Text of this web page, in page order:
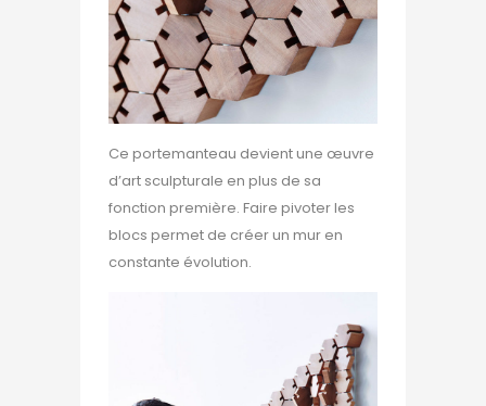
Ce portemanteau devient une œuvre
d’art sculpturale en plus de sa
fonction première. Faire pivoter les
blocs permet de créer un mur en
constante évolution.